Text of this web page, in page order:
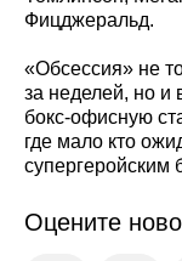
Фицджеральд.
«Обсессия» не
за неделей, но и
бокс-офисную
где мало кто
супергеройским
Оцените